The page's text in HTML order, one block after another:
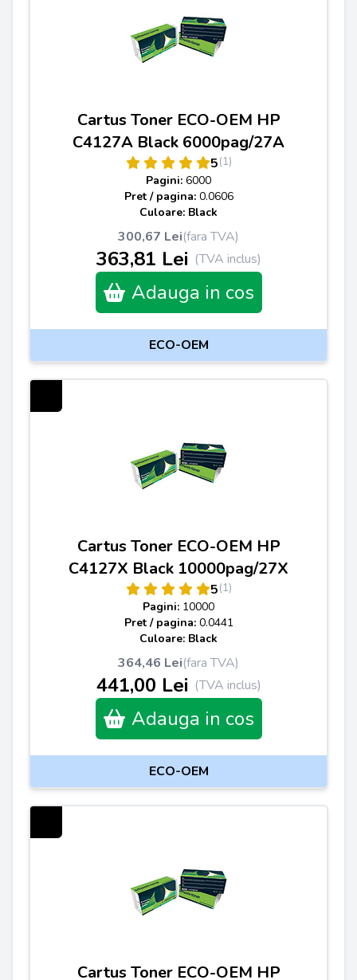
Cartus Toner ECO-OEM HP
C4127A Black 6000pag/27A
5(1)
Pagini: 6000
Pret / pagina: 0.0606
Culoare: Black
300,67 Lei(fara TVA)
363,81 Lei (TVA inclus)
Adauga in cos
ECO-OEM
Cartus Toner ECO-OEM HP
C4127X Black 10000pag/27X
5(1)
Pagini: 10000
Pret / pagina: 0.0441
Culoare: Black
364,46 Lei(fara TVA)
441,00 Lei (TVA inclus)
Adauga in cos
ECO-OEM
Cartus Toner ECO-OEM HP